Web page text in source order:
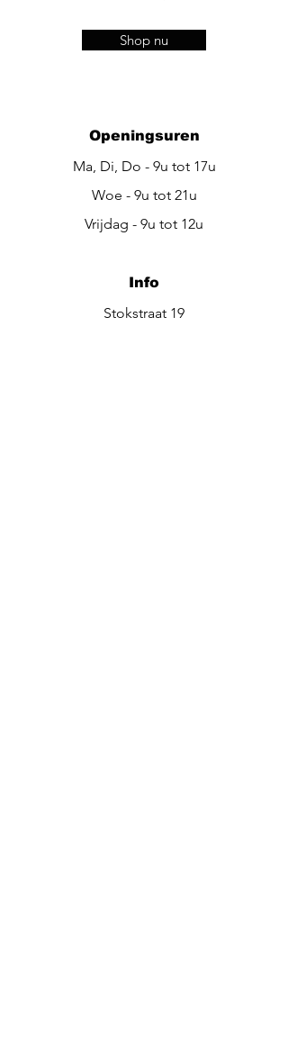
Shop nu
Openingsuren
Ma, Di, Do - 9u tot 17u
Woe - 9u tot 21u
Vrijdag - 9u tot 12u
Info
Stokstraat 19